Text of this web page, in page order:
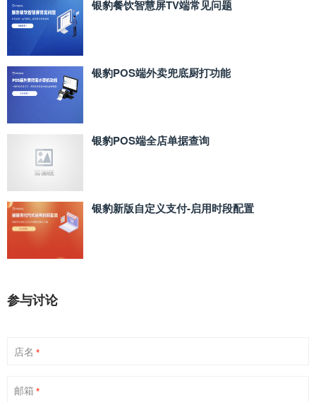
银豹餐饮智慧屏TV端常见问题
银豹POS端外卖兜底厨打功能
银豹POS端全店单据查询
银豹新版自定义支付‑启用时段配置
参与讨论
店名 *
邮箱 *